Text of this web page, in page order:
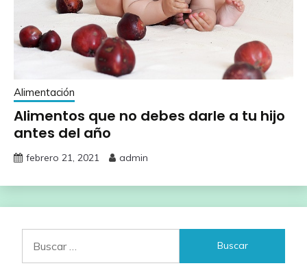
Alimentación
Alimentos que no debes darle a tu hijo
antes del año
febrero 21, 2021 admin